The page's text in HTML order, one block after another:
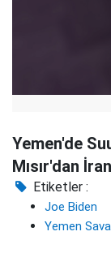
Yemen'de
Mısır'dan
Etiketler :
Joe Biden
Yemen